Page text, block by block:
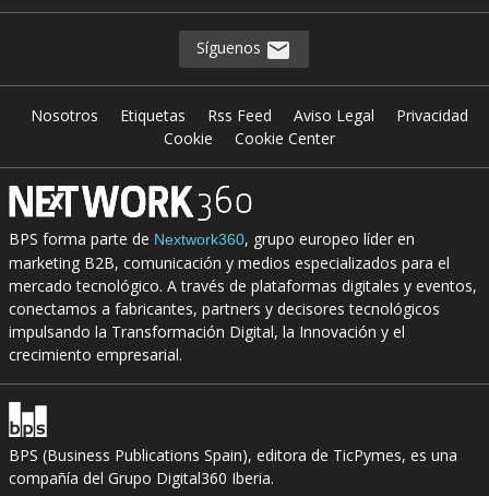
Síguenos
Nosotros Etiquetas Rss Feed Aviso Legal
Privacidad
Cookie
Cookie Center
BPS forma parte de Nextwork360, grupo europeo líder en
marketing B2B, comunicación y medios especializados para el
mercado tecnológico. A través de plataformas digitales y eventos,
conectamos a fabricantes, partners y decisores tecnológicos
impulsando la Transformación Digital, la Innovación y el
crecimiento empresarial.
BPS (Business Publications Spain), editora de TicPymes, es una
compañía del Grupo Digital360 Iberia.